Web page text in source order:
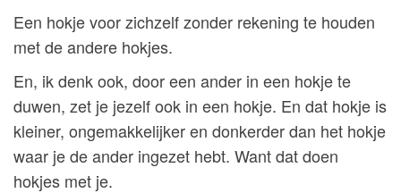
Een hokje voor zichzelf zonder rekening te houden
met de andere hokjes.
En, ik denk ook, door een ander in een hokje te
duwen, zet je jezelf ook in een hokje. En dat hokje is
kleiner, ongemakkelijker en donkerder dan het hokje
waar je de ander ingezet hebt. Want dat doen
hokjes met je.